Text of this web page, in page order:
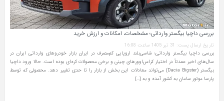
بررسی داچیا بیگستر وارداتی؛ مشخصات، امکانات و ارزش خرید
تاریخ ارسال پست: 31 تیر 1405 ساعت 16:08
بررسی داچیا بیگستر وارداتی؛ شاسی‌بلند اروپایی کم‌مصرف در ایران بازار خودروهای وارداتی ایران در
سال‌های اخیر عمدتاً در اختیار کراس‌اوورهای چینی و برخی محصولات کره‌ای بوده است. حالا ورود داچیا
بیگستر (Dacia Bigster) می‌تواند معادلات این بخش از بازار را تا حدی تغییر دهد. محصولی که توسط
پارسا موتور سامان به کشور آمده و به […]